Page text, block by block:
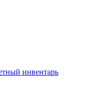
инвентарь